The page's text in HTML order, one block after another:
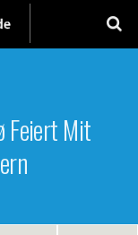
Feiert Mit